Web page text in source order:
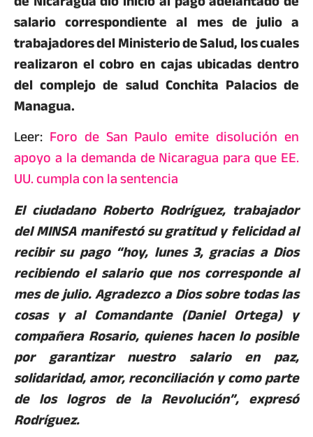
salario correspondiente al mes de julio a
trabajadores del Ministerio de Salud, los cuales
realizaron el cobro en cajas ubicadas dentro
del complejo de salud Conchita Palacios de
Managua.
Leer: Foro de San Paulo emite disolución en
apoyo a la demanda de Nicaragua para que EE.
UU. cumpla con la sentencia
El ciudadano Roberto Rodríguez, trabajador
del MINSA manifestó su gratitud y felicidad al
recibir su pago “hoy, lunes 3, gracias a Dios
recibiendo el salario que nos corresponde al
mes de julio. Agradezco a Dios sobre todas las
cosas y al Comandante (Daniel Ortega) y
compañera Rosario, quienes hacen lo posible
por garantizar nuestro salario en paz,
solidaridad, amor, reconciliación y como parte
de los logros de la Revolución”, expresó
Rodríguez.